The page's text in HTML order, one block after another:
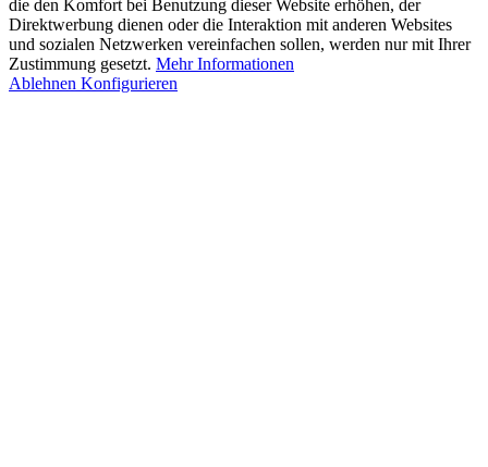
die den Komfort bei Benutzung dieser Website erhöhen, der
Direktwerbung dienen oder die Interaktion mit anderen Websites
und sozialen Netzwerken vereinfachen sollen, werden nur mit Ihrer
Zustimmung gesetzt. Mehr Informationen
Ablehnen Konfigurieren